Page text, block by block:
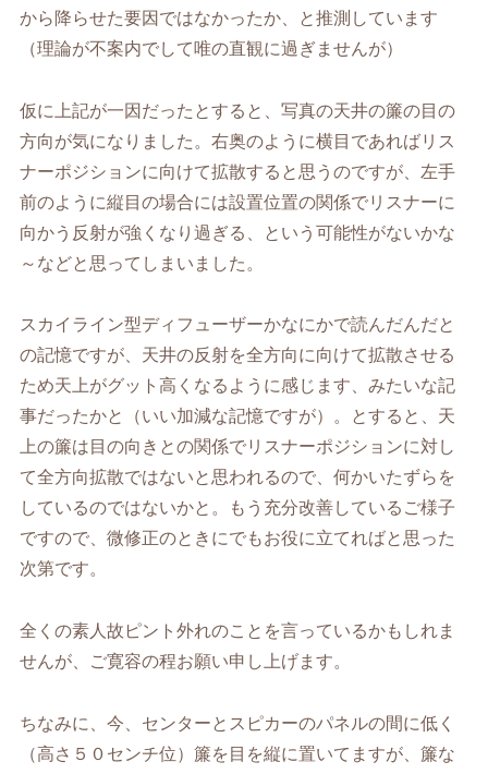
から降らせた要因ではなかったか、と推測しています
（理論が不案内でして唯の直観に過ぎませんが）
仮に上記が一因だったとすると、写真の天井の簾の目の
方向が気になりました。右奥のように横目であればリス
ナーポジションに向けて拡散すると思うのですが、左手
前のように縦目の場合には設置位置の関係でリスナーに
向かう反射が強くなり過ぎる、という可能性がないかな
～などと思ってしまいました。
スカイライン型ディフューザーかなにかで読んだんだと
の記憶ですが、天井の反射を全方向に向けて拡散させる
ため天上がグット高くなるように感じます、みたいな記
事だったかと（いい加減な記憶ですが）。とすると、天
上の簾は目の向きとの関係でリスナーポジションに対し
て全方向拡散ではないと思われるので、何かいたずらを
しているのではないかと。もう充分改善しているご様子
ですので、微修正のときにでもお役に立てればと思った
次第です。
全くの素人故ピント外れのことを言っているかもしれま
せんが、ご寛容の程お願い申し上げます。
ちなみに、今、センターとスピカーのパネルの間に低く
（高さ５０センチ位）簾を目を縦に置いてますが、簾な